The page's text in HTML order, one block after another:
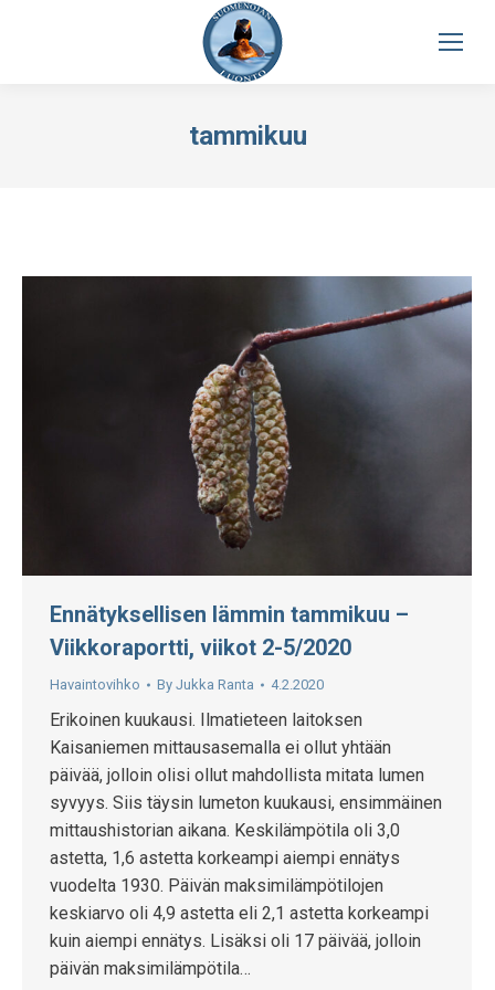
tammikuu
Ennätyksellisen lämmin tammikuu –
Viikkoraportti, viikot 2-5/2020
Havaintovihko By Jukka Ranta 4.2.2020
Erikoinen kuukausi. Ilmatieteen laitoksen
Kaisaniemen mittausasemalla ei ollut yhtään
päivää, jolloin olisi ollut mahdollista mitata lumen
syvyys. Siis täysin lumeton kuukausi, ensimmäinen
mittaushistorian aikana. Keskilämpötila oli 3,0
astetta, 1,6 astetta korkeampi aiempi ennätys
vuodelta 1930. Päivän maksimilämpötilojen
keskiarvo oli 4,9 astetta eli 2,1 astetta korkeampi
kuin aiempi ennätys. Lisäksi oli 17 päivää, jolloin
päivän maksimilämpötila…